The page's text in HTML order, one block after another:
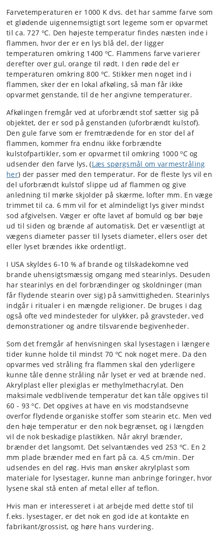
Farvetemperaturen er 1000 K dvs. det har samme farve som
et glødende uigennemsigtigt sort legeme som er opvarmet
til ca. 727 ºC. Den højeste temperatur findes næsten inde i
flammen, hvor der er en lys blå del, der ligger
temperaturen omkring 1400 ºC. Flammens farve varierer
derefter over gul, orange til rødt. I den røde del er
temperaturen omkring 800 ºC. Stikker men noget ind i
flammen, sker der en lokal afkøling, så man får ikke
opvarmet genstande, til de her angivne temperaturer.
Afkølingen fremgår ved at uforbrændt stof sætter sig på
objektet, der er sod på genstanden (uforbrændt kulstof).
Den gule farve som er fremtrædende for en stor del af
flammen, kommer fra endnu ikke forbrændte
kulstofpartikler, som er opvarmet til omkring 1000 ºC og
udsender den farve lys, (Læs spørgsmål om varmestråling
her) der passer med den temperatur. For de fleste lys vil en
del uforbrændt kulstof slippe ud af flammen og give
anledning til mørke skjolder på skærme, lofter mm. En væge
trimmet til ca. 6 mm vil for et almindeligt lys giver mindst
sod afgivelsen. Væger er ofte lavet af bomuld og bør bøje
ud til siden og brænde af automatisk. Det er væsentligt at
vægens diameter passer til lysets diameter, ellers oser det
eller lyset brændes ikke ordentligt.
I USA skyldes 6-10 % af brande og tilskadekomne ved
brande uhensigtsmæssig omgang med stearinlys. Desuden
har stearinlys en del forbrændinger og skoldninger (man
får flydende stearin over sig) på samvittigheden. Stearinlys
indgår i ritualer i en mængde religioner. De bruges i dag
også ofte ved mindesteder for ulykker, på gravsteder, ved
demonstrationer og andre tilsvarende begivenheder.
Som det fremgår af henvisningen skal lysestagen i længere
tider kunne holde til mindst 70 ºC nok noget mere. Da den
opvarmes ved stråling fra flammen skal den yderligere
kunne tåle denne stråling når lyset er ved at brænde ned.
Akrylplast eller plexiglas er methylmethacrylat. Den
maksimale vedblivende temperatur det kan tåle opgives til
60 - 93 ºC. Det opgives at have en vis modstandsevne
overfor flydende organiske stoffer som stearin etc. Men ved
den høje temperatur er den nok begrænset, og i længden
vil de nok beskadige plastikken. Når akryl brænder,
brænder det langsomt. Det selvantændes ved 253 ºC. En 2
mm plade brænder med en fart på ca. 4,5 cm/min. Der
udsendes en del røg. Hvis man ønsker akrylplast som
materiale for lysestager, kunne man anbringe foringer, hvor
lysene skal stå enten af metal eller af teflon.
Hvis man er interesseret i at arbejde med dette stof til
f.eks. lysestager, er det nok en god ide at kontakte en
fabrikant/grossist, og høre hans vurdering.